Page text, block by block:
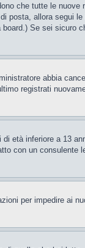
che tutte le nuove
posta, allora segui
Se sei sicuro
abbia
registrati
età inferiore a 13
con un consulente
per impedire ai